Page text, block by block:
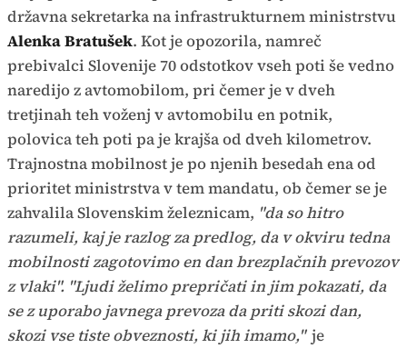
državna sekretarka na infrastrukturnem ministrstvu
Alenka Bratušek. Kot je opozorila, namreč
prebivalci Slovenije 70 odstotkov vseh poti še vedno
naredijo z avtomobilom, pri čemer je v dveh
tretjinah teh voženj v avtomobilu en potnik,
polovica teh poti pa je krajša od dveh kilometrov.
Trajnostna mobilnost je po njenih besedah ena od
prioritet ministrstva v tem mandatu, ob čemer se je
zahvalila Slovenskim železnicam, "da so hitro
razumeli, kaj je razlog za predlog, da v okviru tedna
mobilnosti zagotovimo en dan brezplačnih prevozov
z vlaki". "Ljudi želimo prepričati in jim pokazati, da
se z uporabo javnega prevoza da priti skozi dan,
skozi vse tiste obveznosti, ki jih imamo," je